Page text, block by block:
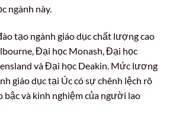
ngành này.
tạo ngành giáo dục chất lượng cao
Đại học Monash, Đại học
và Đại học Deakin. Mức lương
giáo dục tại Úc có sự chênh lệch rõ
bậc và kinh nghiệm của người lao